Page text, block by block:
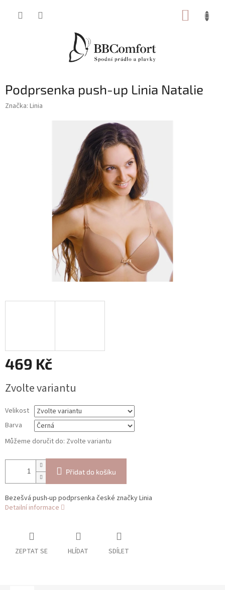
Podprsenka push-up Linia Natalie
Značka: Linia
469 Kč
cena:
Zvolte variantu
Velikost
Barva
Můžeme doručit do: Zvolte variantu
Přidat do košíku
Bezešvá push-up podprsenka české značky Linia
Detailní informace
ZEPTAT SE HLÍDAT SDÍLET